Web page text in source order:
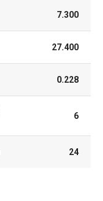
7.300
27.400
0.228
6
24